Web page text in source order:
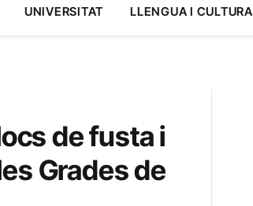
UNIVERSITAT LLENGUA I CULTURA
de fusta i
Grades de